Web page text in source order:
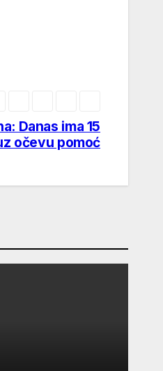
Danas ima 15
očevu pomoć